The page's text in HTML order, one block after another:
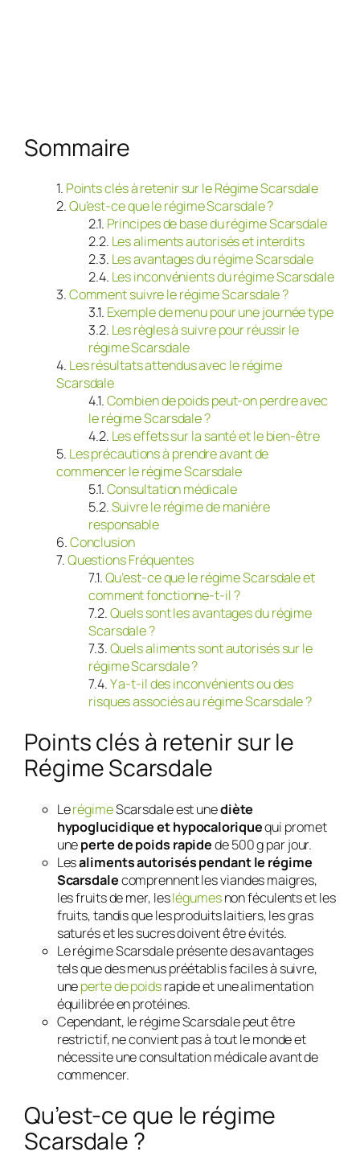
Sommaire
Points clés à retenir sur le Régime Scarsdale
Qu’est-ce que le régime Scarsdale ?
Principes de base du régime Scarsdale
Les aliments autorisés et interdits
Les avantages du régime Scarsdale
Les inconvénients du régime Scarsdale
Comment suivre le régime Scarsdale ?
Exemple de menu pour une journée type
Les règles à suivre pour réussir le
régime Scarsdale
Les résultats attendus avec le régime
Scarsdale
Combien de poids peut-on perdre avec
le régime Scarsdale ?
Les effets sur la santé et le bien-être
Les précautions à prendre avant de
commencer le régime Scarsdale
Consultation médicale
Suivre le régime de manière
responsable
Conclusion
Questions Fréquentes
Qu’est-ce que le régime Scarsdale et
comment fonctionne-t-il ?
Quels sont les avantages du régime
Scarsdale ?
Quels aliments sont autorisés sur le
régime Scarsdale ?
Y a-t-il des inconvénients ou des
risques associés au régime Scarsdale ?
Points clés à retenir sur le
Régime Scarsdale
LerégimeScarsdale est unediète
hypoglucidique et hypocaloriquequi promet
uneperte de poids rapidede 500 g par jour.
Lesaliments autorisés pendant le régime
Scarsdalecomprennent les viandes maigres,
les fruits de mer, leslégumesnon féculents et les
fruits, tandis que les produits laitiers, les gras
saturés et les sucres doivent être évités.
Le régime Scarsdale présente des avantages
tels que des menus préétablis faciles à suivre,
uneperte de poidsrapide et une alimentation
équilibrée en protéines.
Cependant, le régime Scarsdale peut être
restrictif, ne convient pas à tout le monde et
nécessite une consultation médicale avant de
commencer.
Qu’est-ce que le régime
Scarsdale ?